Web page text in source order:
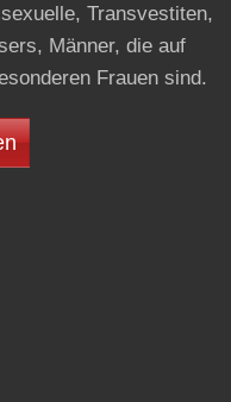
Transvestiten,
Männer, die auf
Frauen sind.